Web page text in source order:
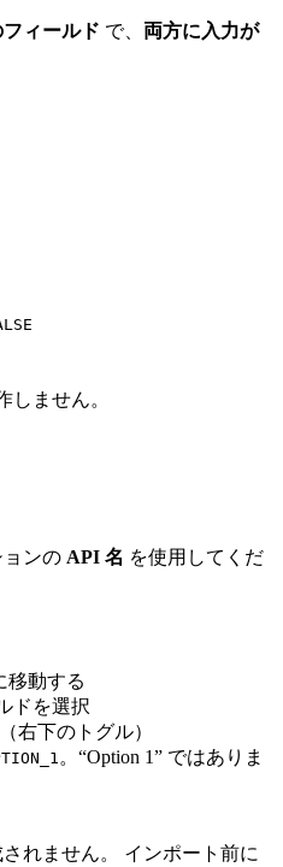
ィールド で、 両方に入力が
しません。
ンの API 名 を使用してくだ
移動する
ドを選択
右下のトグル）
。“Option 1” ではありま
れません。 インポート前に